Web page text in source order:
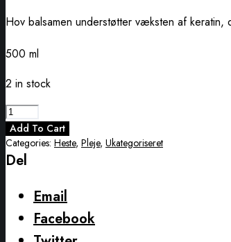
Hov balsamen understøtter væksten af keratin,
500 ml
2 in stock
AVEVE
HOV
OLIE
quantity
Add To Cart
Categories: Heste, Pleje, Ukategoriseret
Del
Email
Facebook